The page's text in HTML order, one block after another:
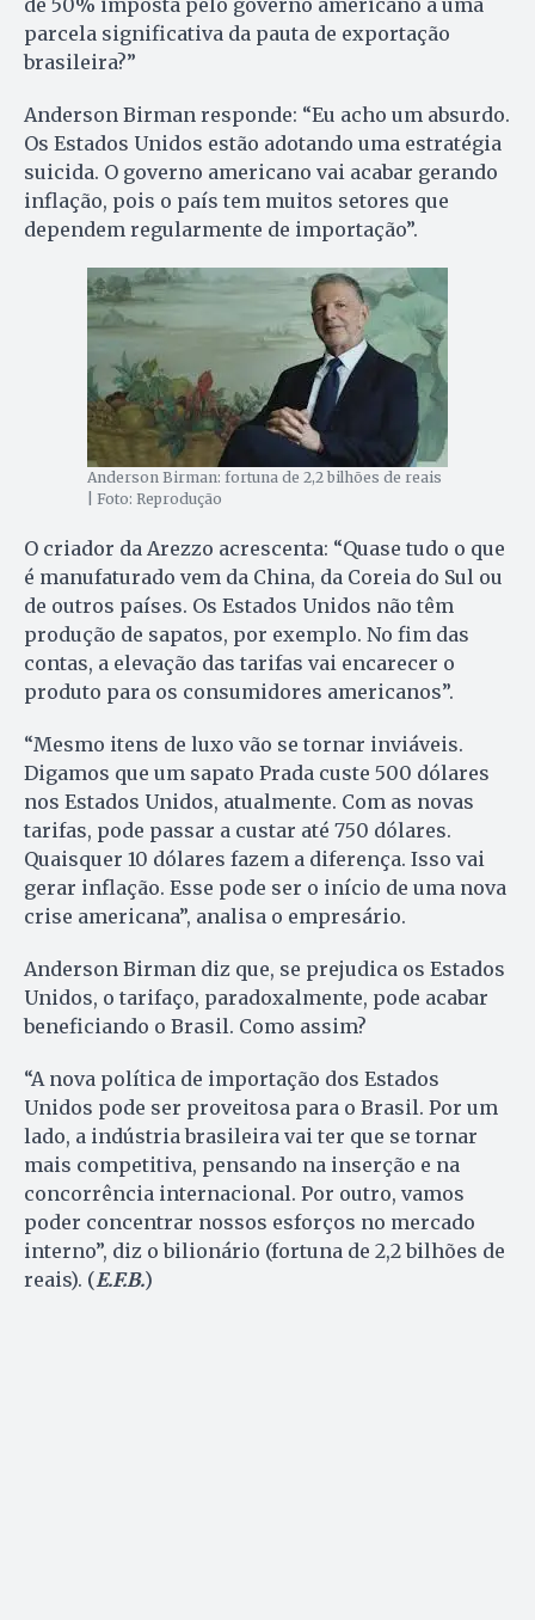
de 50% imposta pelo governo americano a uma
parcela significativa da pauta de exportação
brasileira?”
Anderson Birman responde: “Eu acho um absurdo.
Os Estados Unidos estão adotando uma estratégia
suicida. O governo americano vai acabar gerando
inflação, pois o país tem muitos setores que
dependem regularmente de importação”.
Anderson Birman: fortuna de 2,2 bilhões de reais
| Foto: Reprodução
O criador da Arezzo acrescenta: “Quase tudo o que
é manufaturado vem da China, da Coreia do Sul ou
de outros países. Os Estados Unidos não têm
produção de sapatos, por exemplo. No fim das
contas, a elevação das tarifas vai encarecer o
produto para os consumidores americanos”.
“Mesmo itens de luxo vão se tornar inviáveis.
Digamos que um sapato Prada custe 500 dólares
nos Estados Unidos, atualmente. Com as novas
tarifas, pode passar a custar até 750 dólares.
Quaisquer 10 dólares fazem a diferença. Isso vai
gerar inflação. Esse pode ser o início de uma nova
crise americana”, analisa o empresário.
Anderson Birman diz que, se prejudica os Estados
Unidos, o tarifaço, paradoxalmente, pode acabar
beneficiando o Brasil. Como assim?
“A nova política de importação dos Estados
Unidos pode ser proveitosa para o Brasil. Por um
lado, a indústria brasileira vai ter que se tornar
mais competitiva, pensando na inserção e na
concorrência internacional. Por outro, vamos
poder concentrar nossos esforços no mercado
interno”, diz o bilionário (fortuna de 2,2 bilhões de
reais). (E.F.B.)